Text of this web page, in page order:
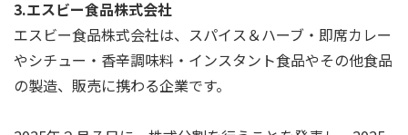
3.エスビー食品株式会社
エスビー食品株式会社は、スパイス＆ハーブ・即席カレー
やシチュー・香辛調味料・インスタント食品やその他食品
の製造、販売に携わる企業です。